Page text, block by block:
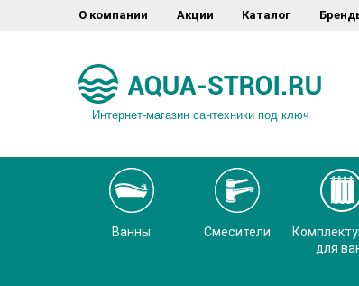
О компании Акции Каталог
Интернет-магазин сантехники под ключ
Ванны Смесители
для